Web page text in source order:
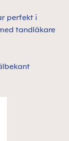
perfekt i
tandläkare